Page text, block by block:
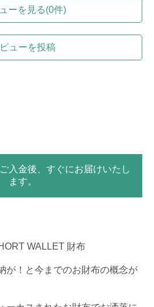
ーを見る(0件)
ューを投稿
入金後、すぐにお届けいたし
ます。
WALLET 財布
が！と今までのお財布の概念が